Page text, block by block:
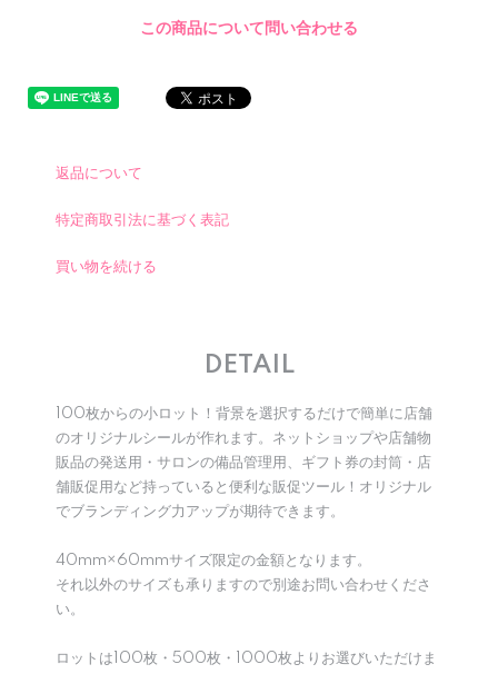
この商品について問い合わせる
返品について
特定商取引法に基づく表記
買い物を続ける
DETAIL
100枚からの小ロット！背景を選択するだけで簡単に店舗
のオリジナルシールが作れます。ネットショップや店舗物
販品の発送用・サロンの備品管理用、ギフト券の封筒・店
舗販促用など持っていると便利な販促ツール！オリジナル
でブランディング力アップが期待できます。
40mm×60mmサイズ限定の金額となります。
それ以外のサイズも承りますので別途お問い合わせくださ
い。
ロットは100枚・500枚・1000枚よりお選びいただけま